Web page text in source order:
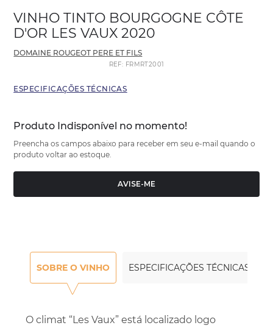
VINHO TINTO BOURGOGNE CÔTE
D'OR LES VAUX 2020
DOMAINE ROUGEOT PERE ET FILS
REF: FRMRT2001
ESPECIFICAÇÕES TÉCNICAS
Produto Indisponível no momento!
Preencha os campos abaixo para receber em seu e-mail quando o
produto voltar ao estoque.
AVISE-ME
SOBRE O VINHO ESPECIFICAÇÕES TÉCNICAS
O climat “Les Vaux” está localizado logo